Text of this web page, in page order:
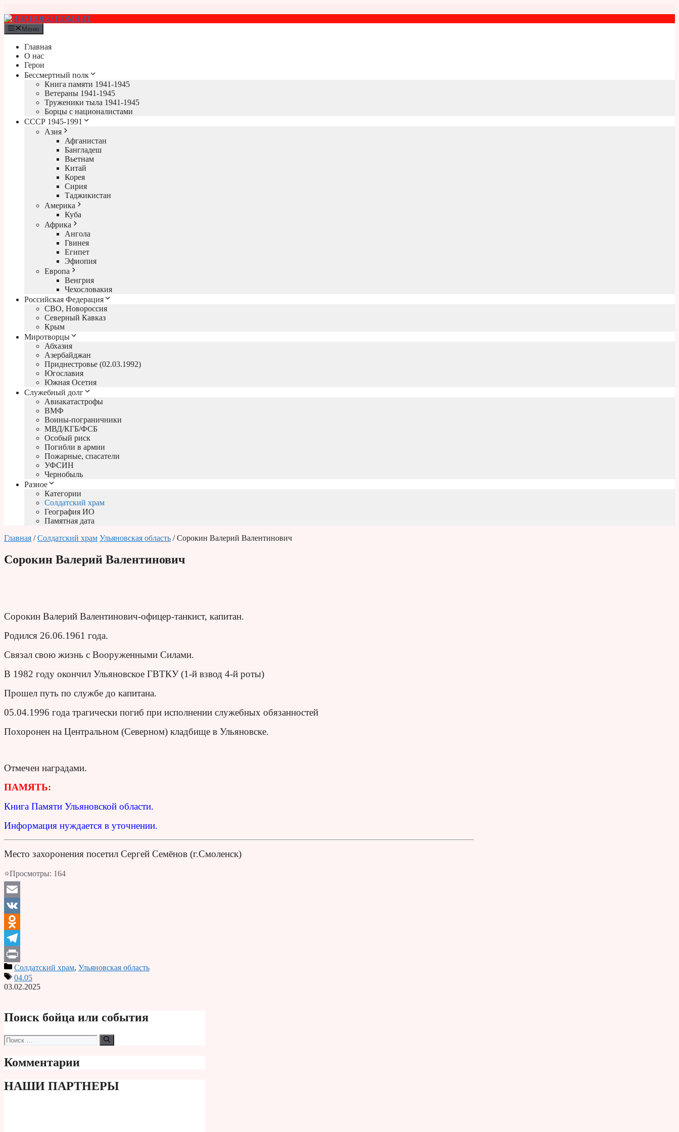
к
содержимому
Меню
Главная
О нас
Герои
Бессмертный полк
Книга памяти 1941-1945
Ветераны 1941-1945
Труженики тыла 1941-1945
Борцы с националистами
СССР 1945-1991
Азия
Афганистан
Бангладеш
Вьетнам
Китай
Корея
Сирия
Таджикистан
Америка
Куба
Африка
Ангола
Гвинея
Египет
Эфиопия
Европа
Венгрия
Чехословакия
Российская Федерация
СВО, Новороссия
Северный Кавказ
Крым
Миротворцы
Абхазия
Азербайджан
Приднестровье (02.03.1992)
Югославия
Южная Осетия
Служебный долг
Авиакатастрофы
ВМФ
Воины-пограничники
МВД/КГБ/ФСБ
Особый риск
Погибли в армии
Пожарные, спасатели
УФСИН
Чернобыль
Разное
Категории
Солдатский храм
География ИО
Памятная дата
Главная /Солдатский храм Ульяновская область / Сорокин Валерий Валентинович
Сорокин Валерий Валентинович
Сорокин Валерий Валентинович-офицер-танкист, капитан.
Родился 26.06.1961 года.
Связал свою жизнь с Вооруженными Силами.
В 1982 году окончил Ульяновское ГВТКУ (1-й взвод 4-й роты)
Прошел путь по службе до капитана.
05.04.1996 года трагически погиб при исполнении служебных обязанностей
Похоронен на Центральном (Северном) кладбище в Ульяновске.
Отмечен наградами.
ПАМЯТЬ:
Книга Памяти Ульяновской области.
Информация нуждается в уточнении.
Место захоронения посетил Сергей Семёнов (г.Смоленск)
⭐Просмотры: 164
Email
VK
Odnoklassniki
Telegram
PrintСолдатский храм, Ульяновская область
04.05
03.02.2025
Поиск бойца или события
Поиск:
Комментарии
НАШИ ПАРТНЕРЫ